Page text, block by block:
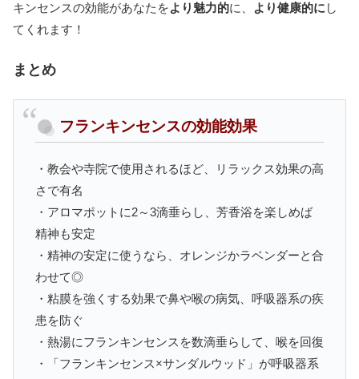
キンセンスの効能があなたをより魅力的に、 より健康的に し
てくれます！
まとめ
フランキンセンスの効能効果
・教会や寺院で使用されるほど、リラックス効果の高
さで有名
・アロマポットに2～3滴垂らし、芳香浴を楽しめば
精神も安定
・精神の安定に使うなら、オレンジかラベンダーと合
わせて◎
・粘膜を強くする効果で鼻や喉の病気、呼吸器系の疾
患を防ぐ
・熱湯にフランキンセンスを数滴垂らして、喉を回復
・「フランキンセンス×サンダルウッド」が呼吸器系